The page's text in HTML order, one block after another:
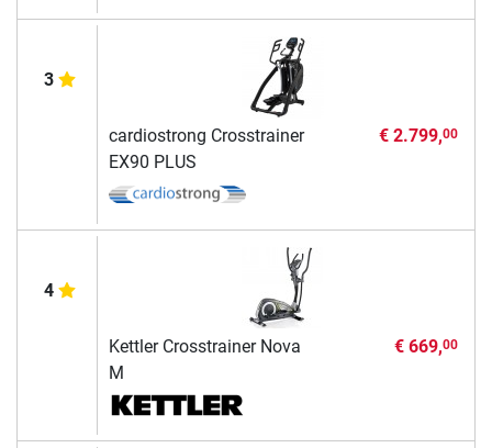
3
cardiostrong Crosstrainer
EX90 PLUS
€ 2.799,00
4
Kettler Crosstrainer Nova
M
€ 669,00